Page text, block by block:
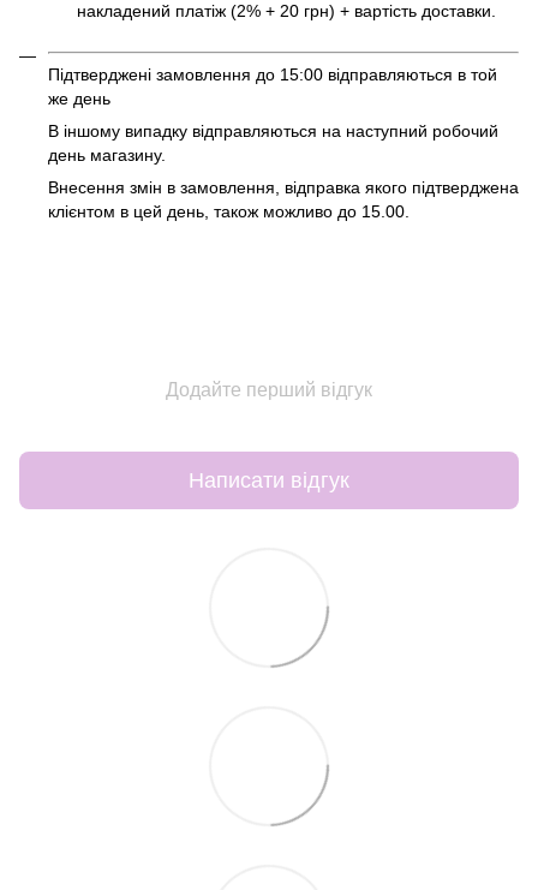
накладений платіж (2% + 20 грн) + вартість доставки.
Підтверджені замовлення до 15:00 відправляються в той
же день
В іншому випадку відправляються на наступний робочий
день магазину.
Внесення змін в замовлення, відправка якого підтверджена
клієнтом в цей день, також можливо до 15.00.
Додайте перший відгук
Написати відгук